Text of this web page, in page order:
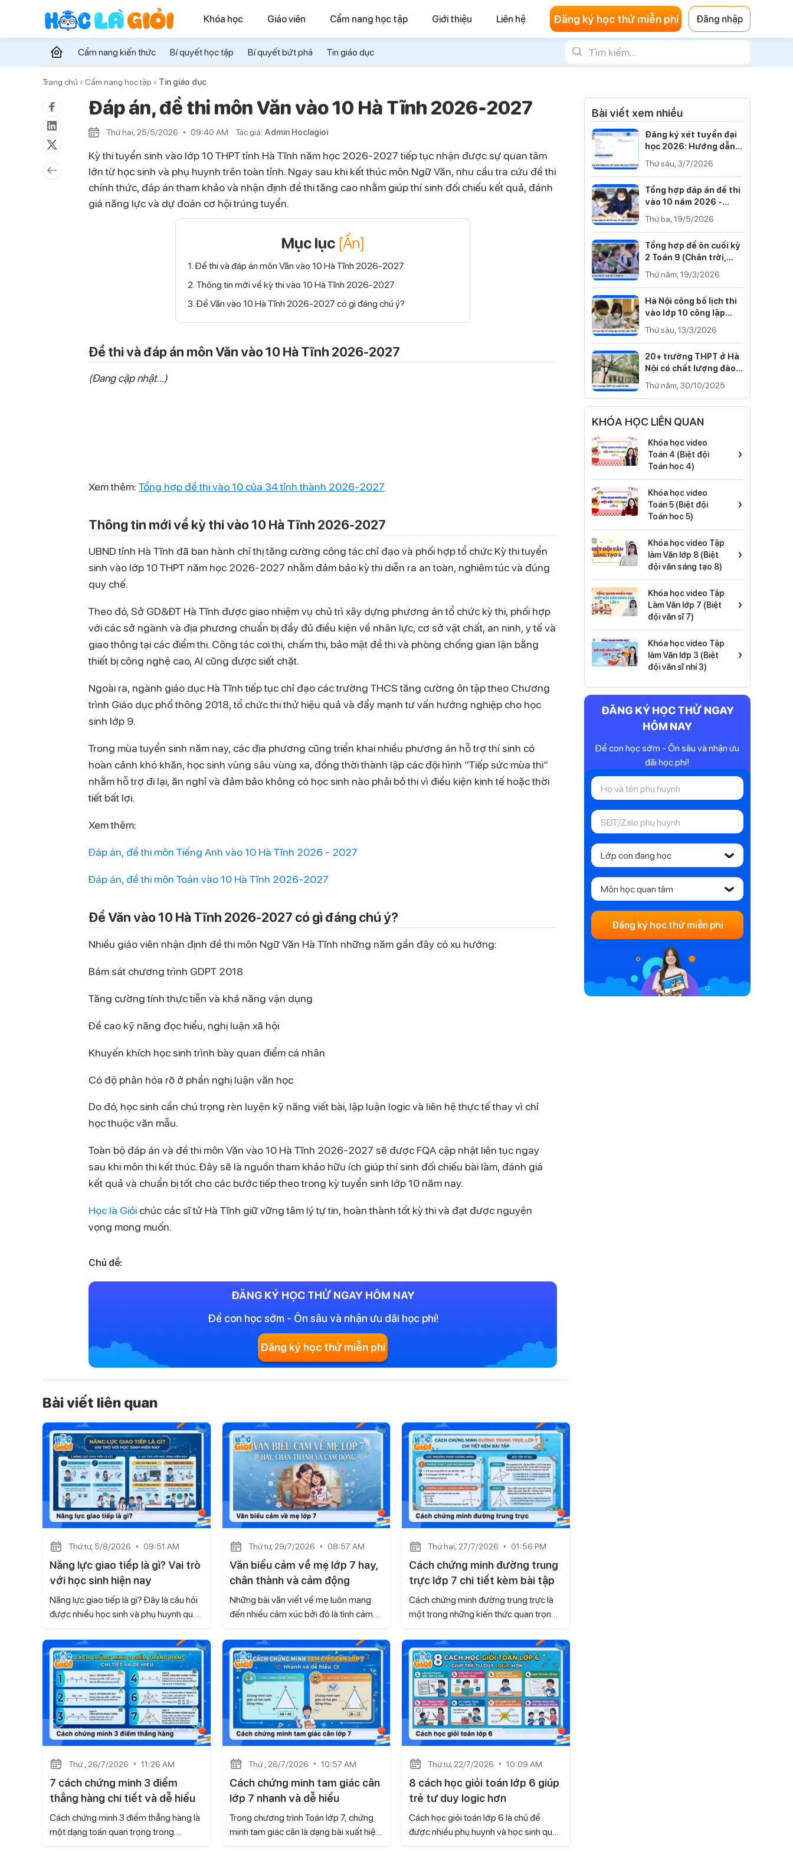
Khóa học Giáo viên Cẩm nang học tập Giới thiệu Liên hệ Đăng ký học thử miễn phí Đăng nhập
Cẩm nang kiến thức Bí quyết học tập Bí quyết bứt phá Tin giáo dục
Trang chủ › Cẩm nang học tập › Tin giáo dục
Đáp án, đề thi môn Văn vào 10 Hà Tĩnh 2026-2027
Thứ hai, 25/5/2026 09:40 AM Tác giả: Admin Hoclagioi
Kỳ thi tuyển sinh vào lớp 10 THPT tỉnh Hà Tĩnh năm học 2026-2027 tiếp tục nhận được sự quan tâm
lớn từ học sinh và phụ huynh trên toàn tỉnh. Ngay sau khi kết thúc môn Ngữ Văn, nhu cầu tra cứu đề thi
chính thức, đáp án tham khảo và nhận định đề thi tăng cao nhằm giúp thí sinh đối chiếu kết quả, đánh
giá năng lực và dự đoán cơ hội trúng tuyển.
Mục lục [Ẩn]
1. Đề thi và đáp án môn Văn vào 10 Hà Tĩnh 2026-2027
2. Thông tin mới về kỳ thi vào 10 Hà Tĩnh 2026-2027
3. Đề Văn vào 10 Hà Tĩnh 2026-2027 có gì đáng chú ý?
Đề thi và đáp án môn Văn vào 10 Hà Tĩnh 2026-2027
(Đang cập nhật…)
Xem thêm: Tổng hợp đề thi vào 10 của 34 tỉnh thành 2026-2027
Thông tin mới về kỳ thi vào 10 Hà Tĩnh 2026-2027
UBND tỉnh Hà Tĩnh đã ban hành chỉ thị tăng cường công tác chỉ đạo và phối hợp tổ chức Kỳ thi tuyển
sinh vào lớp 10 THPT năm học 2026-2027 nhằm đảm bảo kỳ thi diễn ra an toàn, nghiêm túc và đúng
quy chế.
Theo đó, Sở GD&ĐT Hà Tĩnh được giao nhiệm vụ chủ trì xây dựng phương án tổ chức kỳ thi, phối hợp
với các sở ngành và địa phương chuẩn bị đầy đủ điều kiện về nhân lực, cơ sở vật chất, an ninh, y tế và
giao thông tại các điểm thi. Công tác coi thi, chấm thi, bảo mật đề thi và phòng chống gian lận bằng
thiết bị công nghệ cao, AI cũng được siết chặt.
Ngoài ra, ngành giáo dục Hà Tĩnh tiếp tục chỉ đạo các trường THCS tăng cường ôn tập theo Chương
trình Giáo dục phổ thông 2018, tổ chức thi thử hiệu quả và đẩy mạnh tư vấn hướng nghiệp cho học
sinh lớp 9.
Trong mùa tuyển sinh năm nay, các địa phương cũng triển khai nhiều phương án hỗ trợ thí sinh có
hoàn cảnh khó khăn, học sinh vùng sâu vùng xa, đồng thời thành lập các đội hình “Tiếp sức mùa thi”
nhằm hỗ trợ đi lại, ăn nghỉ và đảm bảo không có học sinh nào phải bỏ thi vì điều kiện kinh tế hoặc thời
tiết bất lợi.
Xem thêm:
Đáp án, đề thi môn Tiếng Anh vào 10 Hà Tĩnh 2026 - 2027
Đáp án, đề thi môn Toán vào 10 Hà Tĩnh 2026-2027
Đề Văn vào 10 Hà Tĩnh 2026-2027 có gì đáng chú ý?
Nhiều giáo viên nhận định đề thi môn Ngữ Văn Hà Tĩnh những năm gần đây có xu hướng:
Bám sát chương trình GDPT 2018
Tăng cường tính thực tiễn và khả năng vận dụng
Đề cao kỹ năng đọc hiểu, nghị luận xã hội
Khuyến khích học sinh trình bày quan điểm cá nhân
Có độ phân hóa rõ ở phần nghị luận văn học
Do đó, học sinh cần chú trọng rèn luyện kỹ năng viết bài, lập luận logic và liên hệ thực tế thay vì chỉ
học thuộc văn mẫu.
Toàn bộ đáp án và đề thi môn Văn vào 10 Hà Tĩnh 2026-2027 sẽ được FQA cập nhật liên tục ngay
sau khi môn thi kết thúc. Đây sẽ là nguồn tham khảo hữu ích giúp thí sinh đối chiếu bài làm, đánh giá
kết quả và chuẩn bị tốt cho các bước tiếp theo trong kỳ tuyển sinh lớp 10 năm nay.
Học là Giỏi chúc các sĩ tử Hà Tĩnh giữ vững tâm lý tự tin, hoàn thành tốt kỳ thi và đạt được nguyện
vọng mong muốn.
Chủ đề:
ĐĂNG KÝ HỌC THỬ NGAY HÔM NAY
Để con học sớm - Ôn sâu và nhận ưu đãi học phí!
Đăng ký học thử miễn phí
Bài viết xem nhiều
Đăng ký xét tuyển đại
học 2026: Hướng dẫn
từng bước
Thứ sáu, 3/7/2026
Tổng hợp đáp án đề thi
vào 10 năm 2026 -
2027 của 34 tỉnh thành
Thứ ba, 19/5/2026
Tổng hợp đề ôn cuối kỳ
2 Toán 9 (Chân trời,
Cánh diều, Kết nối tri
thức)
Thứ năm, 19/3/2026
Hà Nội công bố lịch thi
vào lớp 10 công lập
năm 2026
Thứ sáu, 13/3/2026
20+ trường THPT ở Hà
Nội có chất lượng đào
tạo tốt nhất 2025
Thứ năm, 30/10/2025
KHÓA HỌC LIÊN QUAN
Khóa học video
Toán 4 (Biệt đội
Toán hoc 4)
›
Khóa học video
Toán 5 (Biệt đội
Toán hoc 5)
›
Khóa học video Tập
làm Văn lớp 8 (Biệt
đội văn sáng tạo 8)
›
Khóa học video Tập
Làm Văn lớp 7 (Biệt
đội văn sĩ 7)
›
Khóa học video Tập
làm Văn lớp 3 (Biệt
đội văn sĩ nhí 3)
›
ĐĂNG KÝ HỌC THỬ NGAY
HÔM NAY
Để con học sớm - Ôn sâu và nhận ưu
đãi học phí!
Lớp con đang học ‹
Môn học quan tâm ‹
Đăng ký học thử miễn phí
Bài viết liên quan
Thứ tư, 5/8/2026 09:51 AM
Năng lực giao tiếp là gì? Vai trò
với học sinh hiện nay
Năng lực giao tiếp là gì? Đây là câu hỏi
được nhiều học sinh và phụ huynh quan
nên quan trọng trong học tập và cuộc
sống. Không chỉ giúp các em tự tin khi
trao đổi, giao tiếp còn góp phần xây
dựng các mối quan hệ tốt đẹp và phát
triển nhiều kỹ năng cần thiết. Hãy cùng
Học là Giỏi tìm hiểu trong bài viết dưới
đây.
Thứ tư, 29/7/2026 08:57 AM
Văn biểu cảm về mẹ lớp 7 hay,
chân thành và cảm động
Những bài văn viết về mẹ luôn mang
đến nhiều cảm xúc bởi đó là tình cảm
người. Dưới đây là tuyển chọn một số
bài văn biểu cảm về mẹ lớp 7 hay, chân
thành và cảm động do Học là Giỏi tổng
hợp để em có thể tham khảo.
Thứ hai, 27/7/2026 01:56 PM
Cách chứng minh đường trung
trực lớp 7 chi tiết kèm bài tập
Cách chứng minh đường trung trực là
một trong những kiến thức quan trọng
hiện trong các bài tập hình học và đề
kiểm tra. Trong bài viết này, Học là Giỏi
sẽ hướng dẫn chi tiết các cách chứng
minh đường trung trực dựa trên kiến
thức của sách Kết nối tri thức với cuộc
sống, kèm ví dụ minh họa và bài tập tự
luyện để các con dễ dàng ôn tập và
vận dụng.
Thứ , 26/7/2026 11:26 AM
7 cách chứng minh 3 điểm
thẳng hàng chi tiết và dễ hiểu
Cách chứng minh 3 điểm thẳng hàng là
một dạng toán quan trọng trong
Thứ , 26/7/2026 10:57 AM
Cách chứng minh tam giác cân
lớp 7 nhanh và dễ hiểu
Trong chương trình Toán lớp 7, chứng
minh tam giác cân là dạng bài xuất hiện
Thứ tư, 22/7/2026 10:09 AM
8 cách học giỏi toán lớp 6 giúp
trẻ tư duy logic hơn
Cách học giỏi toán lớp 6 là chủ đề
được nhiều phụ huynh và học sinh quan